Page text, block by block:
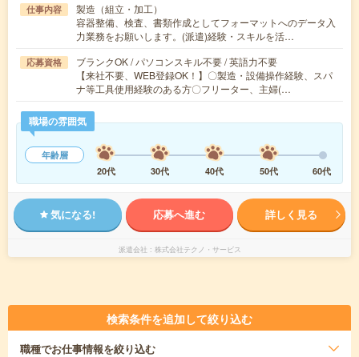
仕事内容
製造（組立・加工）
容器整備、検査、書類作成としてフォーマットへのデータ入
力業務をお願いします。(派遣)経験・スキルを活…
応募資格
ブランクOK / パソコンスキル不要 / 英語力不要
【来社不要、WEB登録OK！】〇製造・設備操作経験、スパ
ナ等工具使用経験のある方〇フリーター、主婦(…
職場の雰囲気
年齢層
20代
30代 40代 50代 60代
気になる! 応募へ進む 詳しく見る
派遣会社 株式会社テクノ・サービス
検索条件を追加して絞り込む
職種でお仕事情報を絞り込む